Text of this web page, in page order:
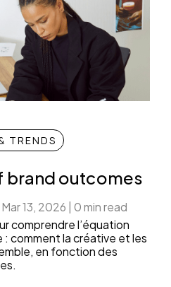
TRENDS
brand outcomes
Mar 13, 2026 | 0 min read
comprendre l’équation
comment la créative et les
en fonction des